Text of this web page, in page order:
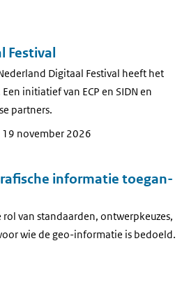
Festival
Digitaal Festival heeft het
initiatief van ECP en SIDN en
partners.
november 2026
informatie toegan­
van standaarden, ontwerpkeuzes,
wie de geo-informatie is bedoeld.